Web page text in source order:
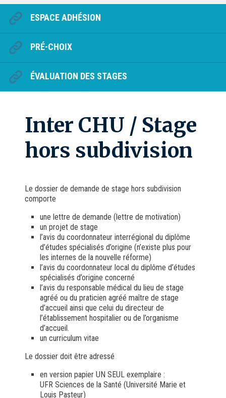
ESPACE ADHÉSION
PRÉ-CHOIX
ÉVALUATION DES STAGES
Inter CHU / Stage
hors subdivision
Le dossier de demande de stage hors subdivision
comporte
une lettre de demande (lettre de motivation)
un projet de stage
l’avis du coordonnateur interrégional du diplôme
d’études spécialisés d’origine (n’existe plus pour
les internes de la nouvelle réforme)
l’avis du coordonnateur local du diplôme d’études
spécialisés d’origine concerné
l’avis du responsable médical du lieu de stage
agréé ou du praticien agréé maître de stage
d’accueil ainsi que celui du directeur de
l’établissement hospitalier ou de l’organisme
d’accueil.
un curriculum vitae
Le dossier doit être adressé
en version papier UN SEUL exemplaire :
UFR Sciences de la Santé (Université Marie et
Louis Pasteur)